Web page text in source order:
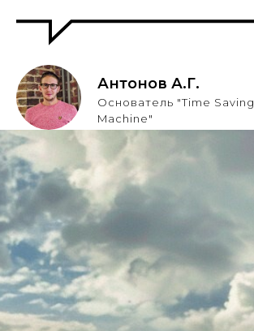
Антонов А.Г.
Основатель "Time Saving
Machine"